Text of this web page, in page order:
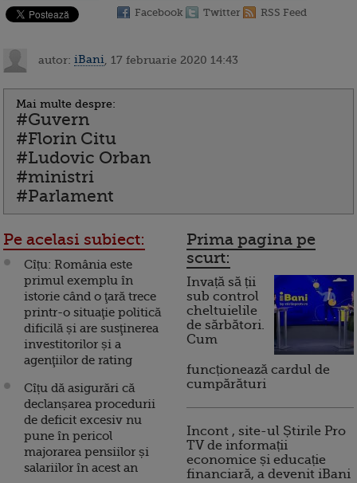
Facebook Twitter RSS Feed
autor: iBani , 17 februarie 2020 14:43
Mai multe despre:
#Guvern
#Florin Citu
#Ludovic Orban
#ministri
#Parlament
Pe acelasi subiect:
Cîțu: România este
primul exemplu în
istorie când o ţară trece
printr-o situaţie politică
dificilă și are susţinerea
investitorilor și a
agenţiilor de rating
Cîțu dă asigurări că
declanșarea procedurii
de deficit excesiv nu
pune în pericol
majorarea pensiilor și
salariilor în acest an
Prima pagina pe
scurt:
Invață să ții
sub control
cheltuielile
de sărbători.
Cum
funcționează cardul de
cumpărături
Incont , site-ul Știrile Pro
TV de informații
economice și educație
financiară, a devenit iBani